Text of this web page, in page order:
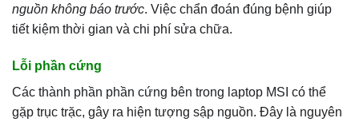
nguồn không báo trước. Việc chẩn đoán đúng bệnh giúp
tiết kiệm thời gian và chi phí sửa chữa.
Lỗi phần cứng
Các thành phần phần cứng bên trong laptop MSI có thể
gặp trục trặc, gây ra hiện tượng sập nguồn. Đây là nguyên